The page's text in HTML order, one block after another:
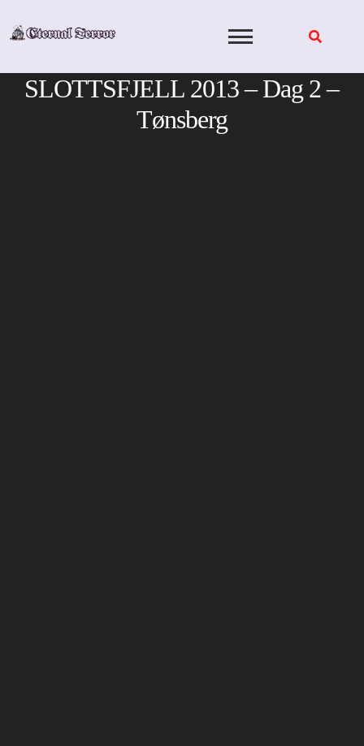
SLOTTSFJELL 2013 – Dag 2 –
Tønsberg